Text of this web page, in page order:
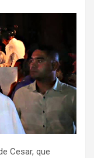
Cesar, que